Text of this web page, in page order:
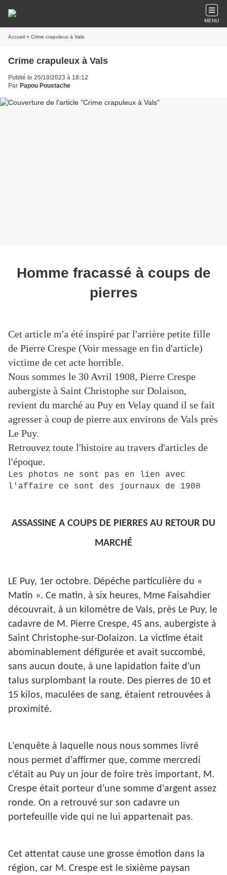
MENU
Accueil » Crime crapuleux à Vals
Crime crapuleux à Vals
Publié le 25/10/2023 à 18:12
Par Papou Poustache
Homme fracassé à coups de
pierres
Cet article m'a été inspiré par l'arrière petite fille
de Pierre Crespe (Voir message en fin d'article)
victime de cet acte horrible.
Nous sommes le 30 Avril 1908, Pierre Crespe
aubergiste à Saint Christophe sur Dolaison,
revient du marché au Puy en Velay quand il se fait
agresser à coup de pierre aux environs de Vals près
Le Puy.
Retrouvez toute l'histoire au travers d'articles de
l'époque.
Les photos ne sont pas en lien avec
l'affaire ce sont des journaux de 1908
ASSASSINE A COUPS DE PIERRES AU RETOUR DU
MARCHÉ
LE Puy, 1er octobre. Dépéche particulière du «
Matin ». Ce matin, à six heures, Mme Faisahdier
découvrait, à un kilomètre de Vals, près Le Puy, le
cadavre de M. Pierre Crespe, 45 ans, aubergiste à
Saint Christophe-sur-Dolaizon. La victime était
abominablement défigurée et avait succombé,
sans aucun doute, à une lapidation faite d'un
talus surplombant la route. Des pierres de 10 et
15 kilos, maculées de sang, étaient retrouvées à
proximité.
L'enquête à laquelle nous nous sommes livré
nous permet d'affirmer que, comme mercredi
c'était au Puy un jour de foire très important, M.
Crespe était porteur d'une somme d'argent assez
ronde. On a retrouvé sur son cadavre un
portefeuille vide qui ne lui appartenait pas.
Cet attentat cause une grosse émotion dans la
région, car M. Crespe est le sixième paysan